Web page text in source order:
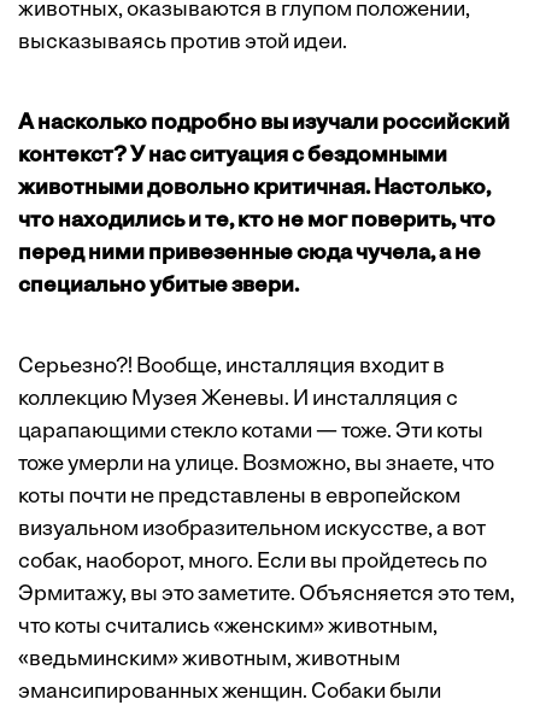
животных, оказываются в глупом положении,
высказываясь против этой идеи.
А насколько подробно вы изучали российский
контекст? У нас ситуация с бездомными
животными довольно критичная. Настолько,
что находились и те, кто не мог поверить, что
перед ними привезенные сюда чучела, а не
специально убитые звери.
Серьезно?! Вообще, инсталляция входит в
коллекцию Музея Женевы. И инсталляция с
царапающими стекло котами — тоже. Эти коты
тоже умерли на улице. Возможно, вы знаете, что
коты почти не представлены в европейском
визуальном изобразительном искусстве, а вот
собак, наоборот, много. Если вы пройдетесь по
Эрмитажу, вы это заметите. Объясняется это тем,
что коты считались «женским» животным,
«ведьминским» животным, животным
эмансипированных женщин. Собаки были